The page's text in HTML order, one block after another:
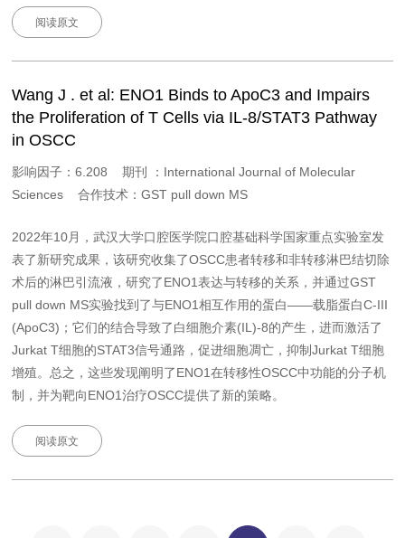
阅读原文
Wang J . et al: ENO1 Binds to ApoC3 and Impairs
the Proliferation of T Cells via IL-8/STAT3 Pathway
in OSCC
影响因子：6.208 期刊 ：International Journal of Molecular
Sciences 合作技术：GST pull down MS
2022年10月，武汉大学口腔医学院口腔基础科学国家重点实验室发
表了新研究成果，该研究收集了OSCC患者转移和非转移淋巴结切除
术后的淋巴引流液，研究了ENO1表达与转移的关系，并通过GST
pull down MS实验找到了与ENO1相互作用的蛋白——载脂蛋白C-III
(ApoC3)；它们的结合导致了白细胞介素(IL)-8的产生，进而激活了
Jurkat T细胞的STAT3信号通路，促进细胞凋亡，抑制Jurkat T细胞
增殖。总之，这些发现阐明了ENO1在转移性OSCC中功能的分子机
制，并为靶向ENO1治疗OSCC提供了新的策略。
阅读原文